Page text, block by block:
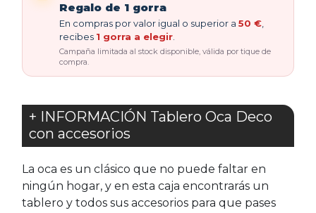
Regalo de 1 gorra
En compras por valor igual o superior a 50 €
recibes 1 gorra a elegir
Campaña limitada al stock disponible, válida por tique de
compra.
+ INFORMACIÓN Tablero Oca Deco
con accesorios
La oca es un clásico que no puede faltar en
ningún hogar, y en esta caja encontrarás un
tablero y todos sus accesorios para que pases